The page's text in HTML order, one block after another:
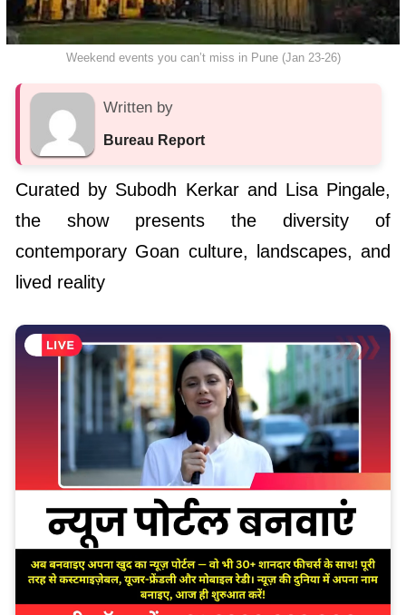
Weekend events you can’t miss in Pune (Jan 23-26)
Written by
Bureau Report
Curated by Subodh Kerkar and Lisa Pingale,
the show presents the diversity of
contemporary Goan culture, landscapes, and
lived reality